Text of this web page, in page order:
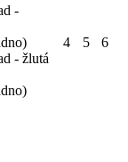
-
- žlutá
4 5 6